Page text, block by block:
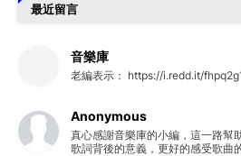
最近留言
音樂庫
老編表示： https://i.redd.it/
Anonymous
真心感謝音樂庫的小編，這一路幫
歌詞背後的意義，更好的感受歌曲